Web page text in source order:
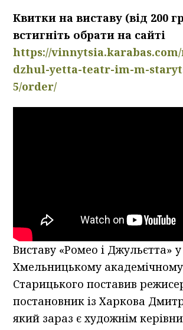
Квитки на виставу (від 200
встигніть обрати на сайті
https://
dzhul-yetta-teatr-im-m-
5/order/
Виставу «Ромео і Джульєтта» у
Хмельницькому академічному
Старицького поставив
постановник із Харкова
який зараз є художнім